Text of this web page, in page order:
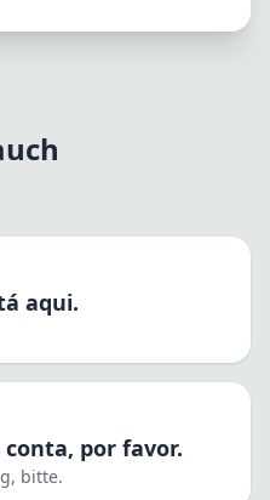
aqui.
por favor.
bitte.